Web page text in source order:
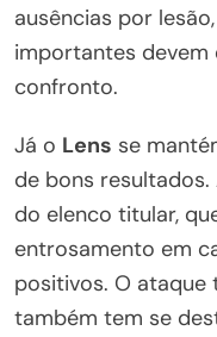
ausências por
importantes
confronto.
Já o Lens se
de bons
do elenco titular,
entrosamento em
positivos. O ataque
também tem se